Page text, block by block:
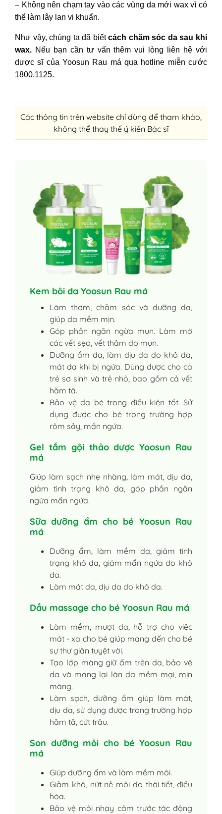
– Không nên chạm tay vào các vùng da mới wax vì có
thể làm lây lan vi khuẩn.
Như vậy, chúng ta đã biếtcách chăm sóc da sau khi
wax. Nếu bạn cần tư vấn thêm vui lòng liên hệ với
dược sĩ của Yoosun Rau má qua hotline miễn cước
1800.1125.
Các thông tin trên website chỉ dùng để tham khảo,
không thể thay thế ý kiến Bác sĩ
Kem bôi da Yoosun Rau má
Làm thơm, chăm sóc và dưỡng da,
giúp da mềm mịn.
Góp phần ngăn ngừa mụn. Làm mờ
các vết sẹo, vết thâm do mụn.
Dưỡng ẩm da, làm dịu da do khô da,
mát da khi bị ngứa. Dùng được cho cả
trẻ sơ sinh và trẻ nhỏ, bao gồm cả vết
hăm tã.
Bảo vệ da bé trong điều kiện tốt. Sử
dụng được cho bé trong trường hợp
rôm sảy, mẩn ngứa.
Gel tắm gội thảo dược Yoosun Rau
má
Giúp làm sạch nhẹ nhàng, làm mát, dịu da,
giảm tình trạng khô da, góp phần ngăn
ngừa mẩn ngứa.
Sữa dưỡng ẩm cho bé Yoosun Rau
má
Dưỡng ẩm, làm mềm da, giảm tình
trạng khô da, giảm mẩn ngứa do khô
da.
Làm mát da, dịu da do khô da.
Dầu massage cho bé Yoosun Rau má
Làm mềm, mượt da, hỗ trợ cho việc
mát - xa cho bé giúp mang đến cho bé
sự thư giãn tuyệt vời.
Tạo lớp màng giữ ẩm trên da, bảo vệ
da và mang lại làn da mềm mại, mịn
màng.
Làm sạch, dưỡng ẩm giúp làm mát,
dịu da, sử dụng được trong trường hợp
hăm tã, cứt trâu.
Son dưỡng môi cho bé Yoosun Rau
má
Giúp dưỡng ẩm và làm mềm môi.
Giảm khô, nứt nẻ môi do thời tiết, điều
hòa.
Bảo vệ môi nhạy cảm trước tác động